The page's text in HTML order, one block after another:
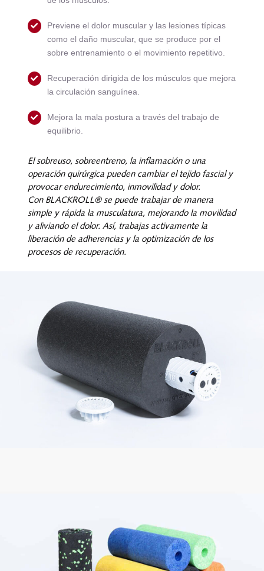
Previene el dolor muscular y las lesiones típicas
como el daño muscular, que se produce por el
sobre entrenamiento o el movimiento repetitivo.
Recuperación dirigida de los músculos que mejora
la circulación sanguínea.
Mejora la mala postura a través del trabajo de
equilibrio.
El sobreuso, sobreentreno, la inflamación o una
operación quirúrgica pueden cambiar el tejido fascial y
provocar endurecimiento, inmovilidad y dolor.
Con BLACKROLL® se puede trabajar de manera
simple y rápida la musculatura, mejorando la movilidad
y aliviando el dolor. Así, trabajas activamente la
liberación de adherencias y la optimización de los
procesos de recuperación.